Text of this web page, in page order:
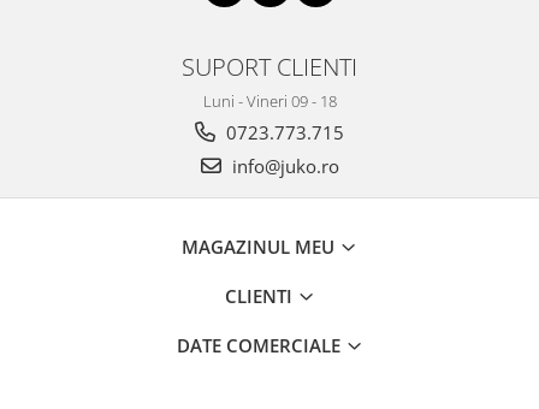
SUPORT CLIENTI
Luni - Vineri 09 - 18
0723.773.715
info@juko.ro
MAGAZINUL MEU
CLIENTI
DATE COMERCIALE